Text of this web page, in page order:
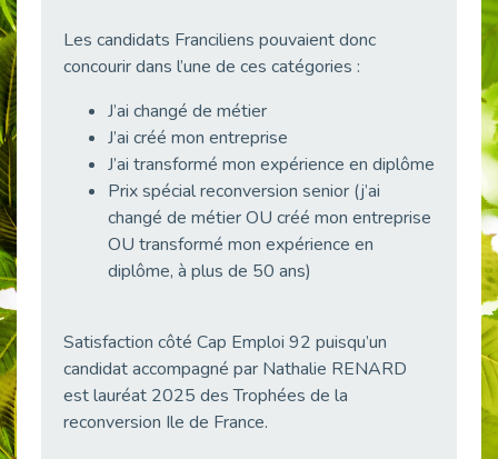
Publié le 04/05/2026
Le taux d’emploi direct dans la fonction publique dépasse 6 % en 2025
Publié le 04/05/2026
L'alternance : un tremplin vers l'emploi aussi pour les personnes en situation de handicap
Publié le 01/05/2026
L’Aménagement Raisonnable : Un Levier pour l’Équité
Publié le 29/04/2026
Les candidats Franciliens pouvaient donc
concourir dans l’une de ces catégories :
J’ai changé de métier
J’ai créé mon entreprise
J’ai transformé mon expérience en diplôme
Prix spécial reconversion senior (j’ai
changé de métier OU créé mon entreprise
OU transformé mon expérience en
diplôme, à plus de 50 ans)
Satisfaction côté Cap Emploi 92 puisqu’un
candidat accompagné par Nathalie RENARD
est lauréat 2025 des Trophées de la
reconversion Ile de France.